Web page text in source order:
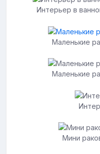
Интерьер в
Маленькие
Маленькие
Мини